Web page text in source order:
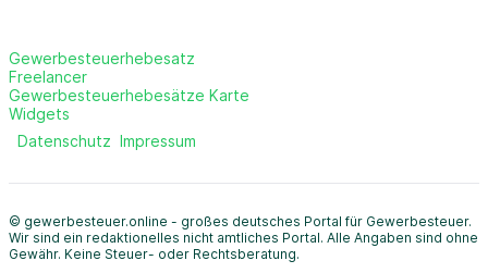
Gewerbesteuerhebesatz
Freelancer
Gewerbesteuerhebesätze Karte
Widgets
Datenschutz Impressum
© gewerbesteuer.online - großes deutsches Portal für Gewerbesteuer.
Wir sind ein redaktionelles nicht amtliches Portal. Alle Angaben sind ohne
Gewähr. Keine Steuer- oder Rechtsberatung.